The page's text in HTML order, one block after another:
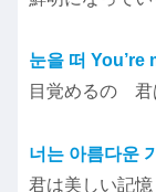
눈을 떠
目覚めるの 君
너는 아름다운
君は美しい記憶